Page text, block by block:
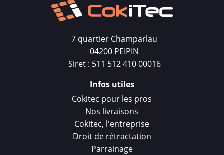
7 quartier Champarlau
04200 PEIPIN
Siret : 511 512 410 00016
Infos utiles
Cokitec pour les pros
Nos livraisons
Cokitec, l'entreprise
Droit de rétractation
Parrainage